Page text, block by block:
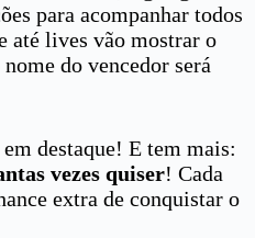
para acompanhar todos
até lives vão mostrar o
do vencedor será
destaque! E tem mais:
vezes quiser! Cada
extra de conquistar o